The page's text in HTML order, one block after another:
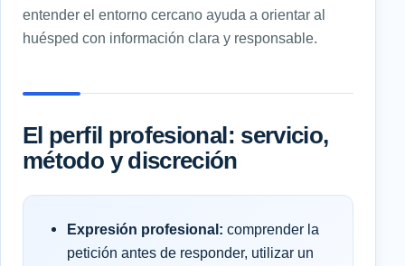
entender el entorno cercano ayuda a orientar al
huésped con información clara y responsable.
El perfil profesional: servicio,
método y discreción
Expresión profesional: comprender la
petición antes de responder, utilizar un